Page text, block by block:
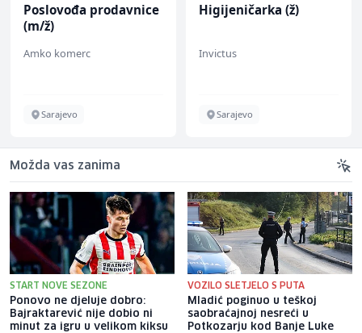
Poslovođa prodavnice
(m/ž)
Amko komerc
Sarajevo
Higijeničarka (ž)
Invictus
Sarajevo
Možda vas zanima
START NOVE SEZONE
Ponovo ne djeluje dobro:
Bajraktarević nije dobio ni
minut za igru u velikom kiksu
VOZILO SLETJELO S PUTA
Mladić poginuo u teškoj
saobraćajnoj nesreći u
Potkozarju kod Banje Luke